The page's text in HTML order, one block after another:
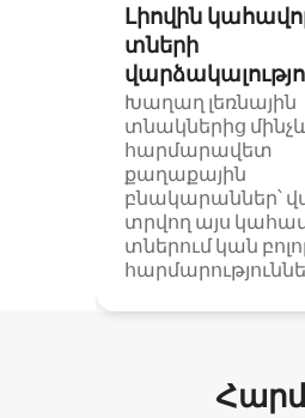
Լիովին
տների
Խաղաղ լեռնային
տնակներից
հարմարավետ
քաղաքային
բնակարաններ՝
տրվող այս
տներում կան